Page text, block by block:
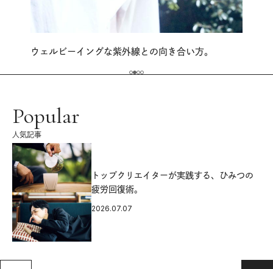
ウェルビーイングな紫外線との向き合い方。
Popular
人気記事
トップクリエイターが実践する、ひみつの
疲労回復術。
2026.07.07